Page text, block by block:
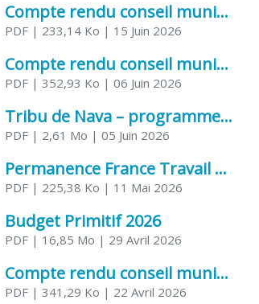
Compte rendu conseil municipal 5 juin 2026 sénatoriale
PDF | 233,14 Ko | 15 Juin 2026
Compte rendu conseil municipal – 21 avril 2026
PDF | 352,93 Ko | 06 Juin 2026
Tribu de Nava – programme et inscriptions été 2026
PDF | 2,61 Mo | 05 Juin 2026
Permanence France Travail au CCAS de Saujon Juin 2026
PDF | 225,38 Ko | 11 Mai 2026
Budget Primitif 2026
PDF | 16,85 Mo | 29 Avril 2026
Compte rendu conseil municipal – 7 avril 2026
PDF | 341,29 Ko | 22 Avril 2026